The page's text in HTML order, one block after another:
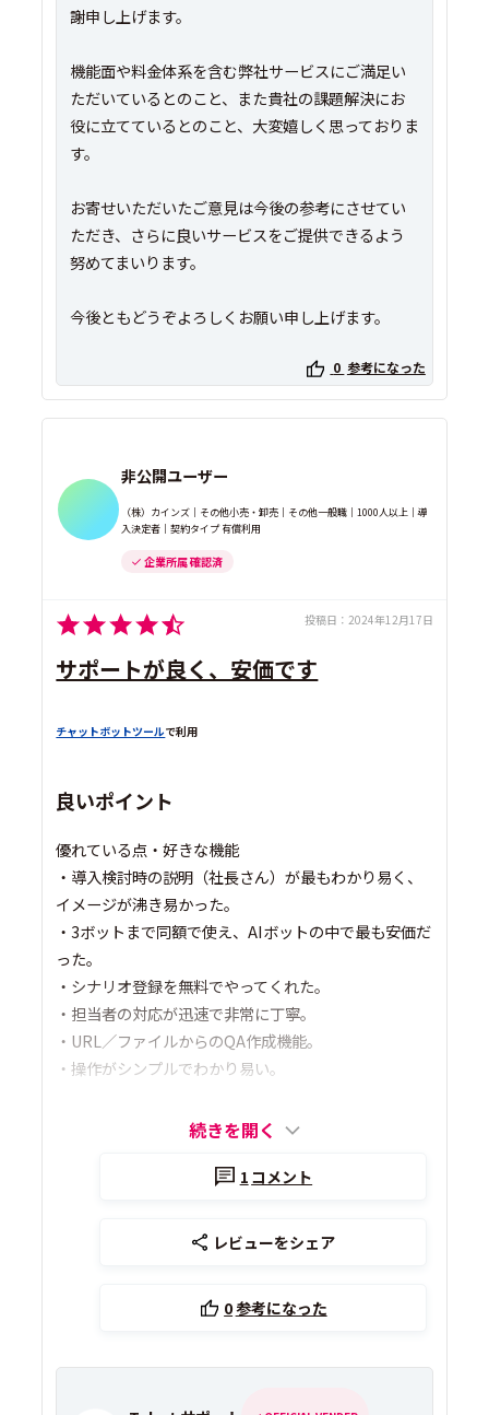
謝申し上げます。
機能面や料金体系を含む弊社サービスにご満足い
ただいているとのこと、また貴社の課題解決にお
役に立てているとのこと、大変嬉しく思っておりま
す。
お寄せいただいたご意見は今後の参考にさせてい
ただき、さらに良いサービスをご提供できるよう
努めてまいります。
今後ともどうぞよろしくお願い申し上げます。
0 参考になった
非公開ユーザー
（株）カインズ｜その他小売・卸売｜その他一般職｜1000人以上｜導
入決定者｜契約タイプ 有償利用
企業所属 確認済
投稿日： 2024年12月17日
サポートが良く、安価です
チャットボットツールで利用
良いポイント
優れている点・好きな機能
・導入検討時の説明（社長さん）が最もわかり易く、
イメージが沸き易かった。
・3ボットまで同額で使え、AIボットの中で最も安価だ
った。
・シナリオ登録を無料でやってくれた。
・担当者の対応が迅速で非常に丁寧。
・URL／ファイルからのQA作成機能。
・操作がシンプルでわかり易い。
続きを開く
1 コメント
レビューをシェア
0参考になった